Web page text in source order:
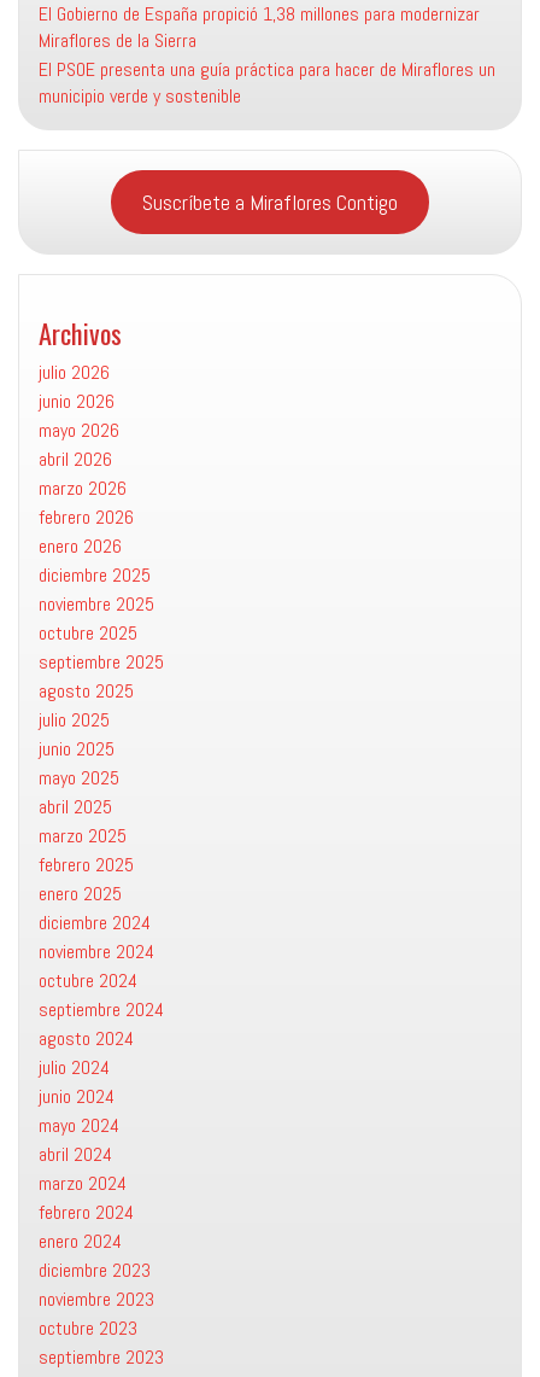
El Gobierno de España propició 1,38 millones para modernizar
Miraflores de la Sierra
El PSOE presenta una guía práctica para hacer de Miraflores un
municipio verde y sostenible
Suscríbete a Miraflores Contigo
Archivos
julio 2026
junio 2026
mayo 2026
abril 2026
marzo 2026
febrero 2026
enero 2026
diciembre 2025
noviembre 2025
octubre 2025
septiembre 2025
agosto 2025
julio 2025
junio 2025
mayo 2025
abril 2025
marzo 2025
febrero 2025
enero 2025
diciembre 2024
noviembre 2024
octubre 2024
septiembre 2024
agosto 2024
julio 2024
junio 2024
mayo 2024
abril 2024
marzo 2024
febrero 2024
enero 2024
diciembre 2023
noviembre 2023
octubre 2023
septiembre 2023